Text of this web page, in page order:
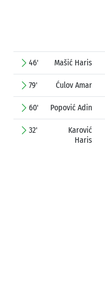
46' Mašić Haris
79' Ćulov Amar
60' Popović Adin
32'
Karović
Haris